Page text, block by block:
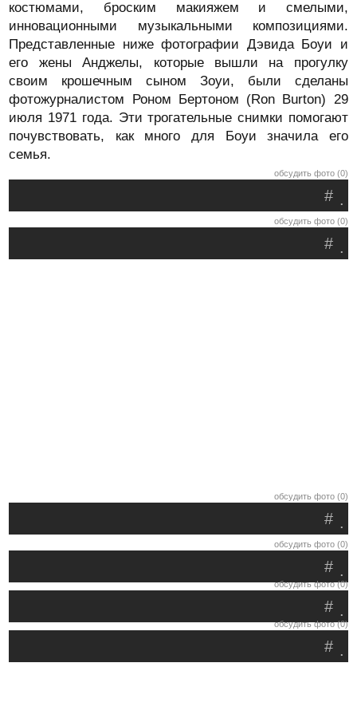
костюмами, броским макияжем и смелыми,
инновационными музыкальными композициями.
Представленные ниже фотографии Дэвида Боуи и
его жены Анджелы, которые вышли на прогулку
своим крошечным сыном Зоуи, были сделаны
фотожурналистом Роном Бертоном (Ron Burton) 29
июля 1971 года. Эти трогательные снимки помогают
почувствовать, как много для Боуи значила его
семья.
обсудить фото (0)
.
#
обсудить фото (0)
.
#
обсудить фото (0)
.
#
обсудить фото (0)
.
#
обсудить фото (0)
.
#
обсудить фото (0)
.
#